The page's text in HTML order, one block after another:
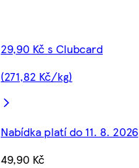
29,90 Kč s Clubcard
(271,82 Kč/kg)
Nabídka platí do 11. 8. 2026
49,90 Kč